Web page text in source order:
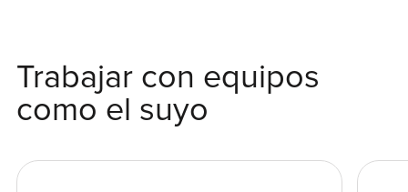
Trabajar con equipos
como el suyo